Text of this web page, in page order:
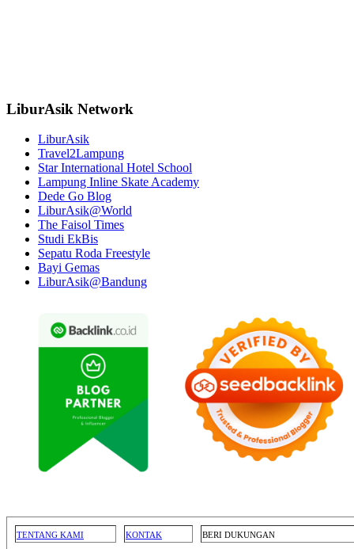
LiburAsik Network
LiburAsik
Travel2Lampung
Star International Hotel School
Lampung Inline Skate Academy
Dede Go Blog
LiburAsik@World
The Faisol Times
Studi EkBis
Sepatu Roda Freestyle
Bayi Gemas
LiburAsik@Bandung
TENTANG KAMI KONTAK BERI DUKUNGAN